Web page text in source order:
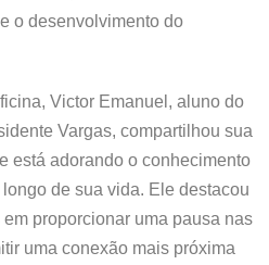
o desenvolvimento do
Victor Emanuel, aluno do
Vargas, compartilhou sua
está adorando o conhecimento
de sua vida. Ele destacou
proporcionar uma pausa nas
uma conexão mais próxima